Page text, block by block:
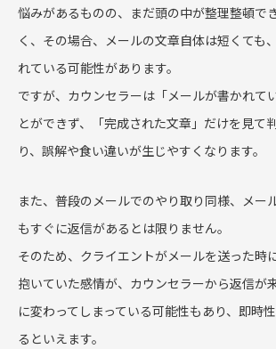
悩みがあるものの、まだ頭の中が整理整頓で
く、その場合、メールの文章自体は短くても
れている可能性があります。
ですが、カウンセラーは「メールが書かれて
とができず、「完成された文章」だけを見て
り、誤解や食い違いが生じやすくなります。
また、普段のメールでのやり取り同様、メー
もすぐに返信があるとは限りません。
そのため、クライエントがメールを送った時
抱いていた感情が、カウンセラーから返信が
に変わってしまっている可能性もあり、即時
るといえます。